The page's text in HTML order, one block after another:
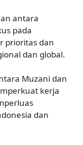
antara
pada
prioritas dan
dan global.
Muzani dan
kerja
dan